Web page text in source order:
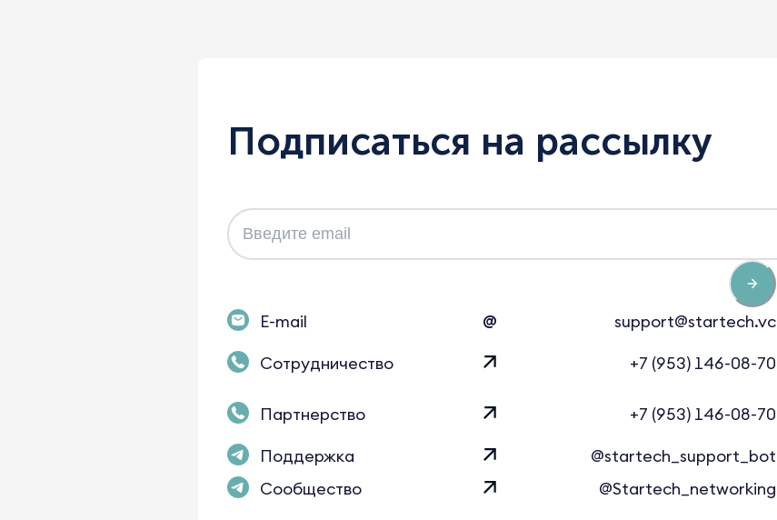
Подписаться на рассылку
E-mail @
support@startech.vc
Сотрудничество
+7 (953) 146-08-70
Партнерство
+7 (953) 146-08-70
Поддержка
@startech_support_bot
Сообщество
@Startech_networking